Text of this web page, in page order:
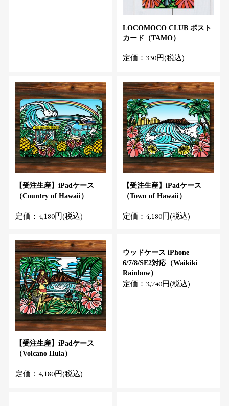
LOCOMOCO CLUB ポスト
カード（TAMO）
定価：330円(税込)
【受注生産】iPadケース
（Country of Hawaii）
定価：4,180円(税込)
【受注生産】iPadケース
（Town of Hawaii）
定価：4,180円(税込)
【受注生産】iPadケース
（Volcano Hula）
定価：4,180円(税込)
ウッドケース iPhone
6/7/8/SE2対応（Waikiki
Rainbow）
定価：3,740円(税込)